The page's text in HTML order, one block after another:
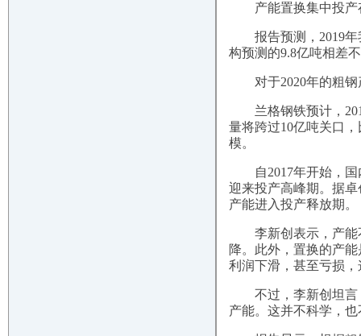
产能置换集中投产
报告预测，2019年
构预测的9.8亿吨相差
对于2020年的粗钢
兰格钢铁预计，
量将跨过10亿吨关口
模。
自2017年开始，国
迎来投产高峰期。据卓
产能进入投产释放期。
李新创表示，产能
降。此外，置换的产
利润下滑，甚至亏损
不过，李新创坦言
产能。这并不科学，